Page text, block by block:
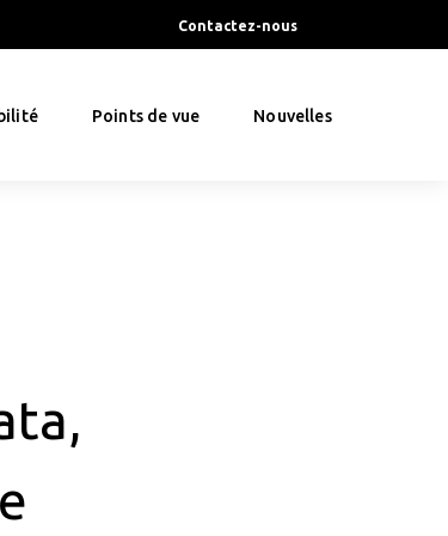
Contactez-nous
Points de vue Nouvelles